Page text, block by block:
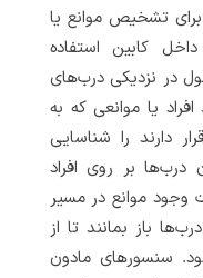
تشخیص موانع یا
کابین استفاده
در نزدیکی درب‌های
یا موانعی که به
دارند را شناسایی
بر روی افراد
موانع در مسیر
باز بمانند تا از
سنسورهای مادون